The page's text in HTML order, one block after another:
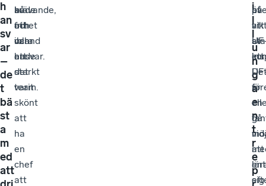
h
an
sv
ar
–
de
t
bä
st
a
m
ed
att
både
frihet
och
ansvar.
krävande,
och
ibland
hade
det
varit
skönt
att
ha
en
chef
att
av
att
vara
ett
starkt
team.
i
l
l
u
n
g
a
e
n
t
r
e
p
på
att
ett
gå
ut
i
är
en
att
sig
av